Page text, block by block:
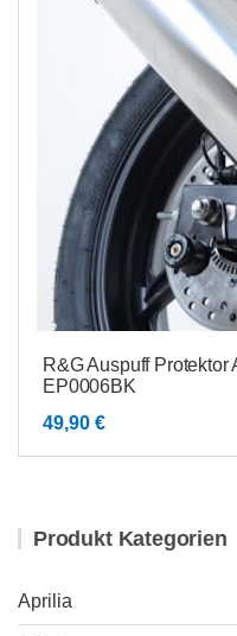
R&G Auspuff Protektor
EP0006BK
49,90 €
Produkt Kategorien
Aprilia